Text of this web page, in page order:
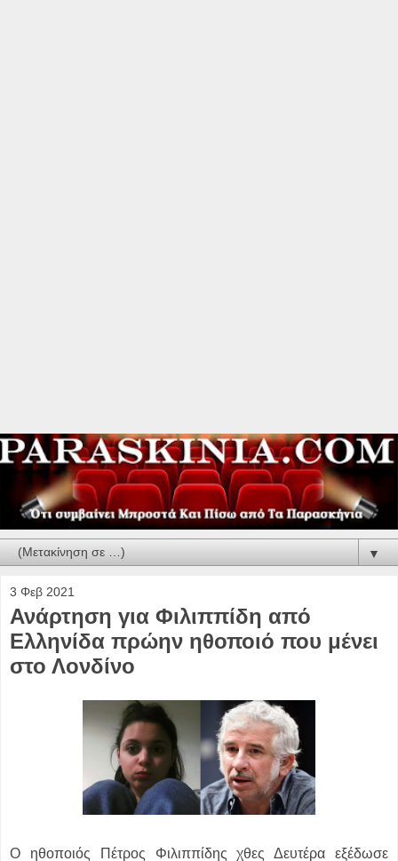
▼
3 Φεβ 2021
Ανάρτηση για Φιλιππίδη από
Ελληνίδα πρώην ηθοποιό που μένει
στο Λονδίνο
O ηθοποιός Πέτρος Φιλιππίδης χθες Δευτέρα εξέδωσε